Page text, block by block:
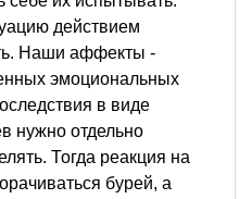
действием
Наши аффекты -
эмоциональных
в виде
нужно отдельно
Тогда реакция на
бурей, а